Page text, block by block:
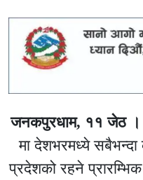
जनकपुरधाम, ११ जेठ ।
मा देशभरमध्ये
प्रदेशको रहने